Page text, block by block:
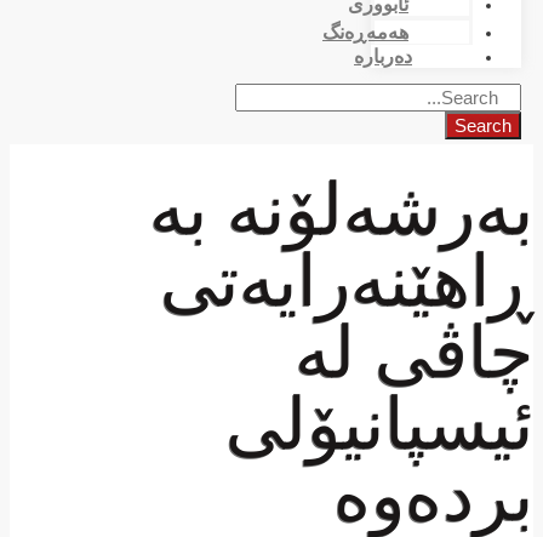
هەمەڕەنگ
دەربارە
Search
بەرشەلۆنە بە
ڕاهێنەرایەتی
چاڤی لە
ئیسپانیۆلی
بردەوە